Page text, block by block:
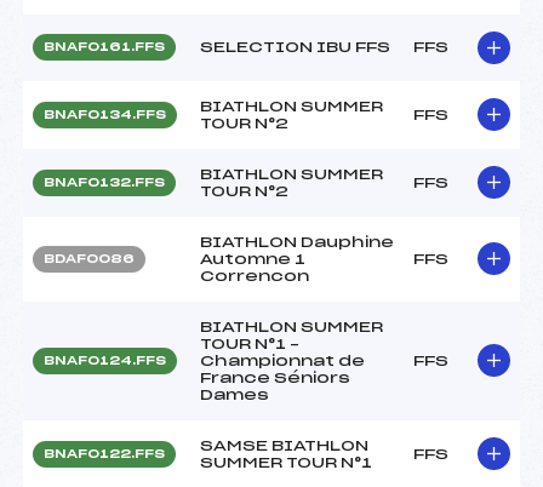
BNAF0161.FFS SELECTION IBU FFS FFS
BNAF0134.FFS
BIATHLON SUMMER
TOUR N°2
FFS
BNAF0132.FFS
BIATHLON SUMMER
TOUR N°2
FFS
BDAF0086
BIATHLON Dauphine
Automne 1
Correncon
FFS
BNAF0124.FFS
BIATHLON SUMMER
TOUR N°1 –
Championnat de
France Séniors
Dames
FFS
BNAF0122.FFS
SAMSE BIATHLON
SUMMER TOUR N°1
FFS